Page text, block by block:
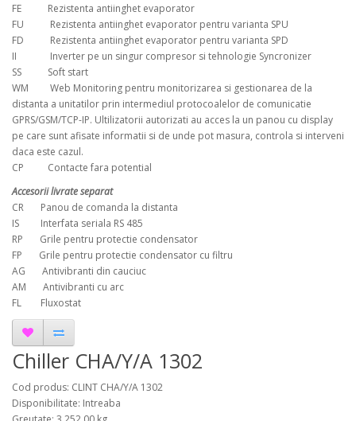
FE Rezistenta antiinghet evaporator
FU Rezistenta antiinghet evaporator pentru varianta SPU
FD Rezistenta antiinghet evaporator pentru varianta SPD
II Inverter pe un singur compresor si tehnologie Syncronizer
SS Soft start
WM Web Monitoring pentru monitorizarea si gestionarea de la
distanta a unitatilor prin intermediul protocoalelor de comunicatie
GPRS/GSM/TCP-IP. Ultilizatorii autorizati au acces la un panou cu display
pe care sunt afisate informatii si de unde pot masura, controla si interveni
daca este cazul.
CP Contacte fara potential
Accesorii livrate separat
CR Panou de comanda la distanta
IS Interfata seriala RS 485
RP Grile pentru protectie condensator
FP Grile pentru protectie condensator cu filtru
AG Antivibranti din cauciuc
AM Antivibranti cu arc
FL Fluxostat
Chiller CHA/Y/A 1302
Cod produs: CLINT CHA/Y/A 1302
Disponibilitate: Intreaba